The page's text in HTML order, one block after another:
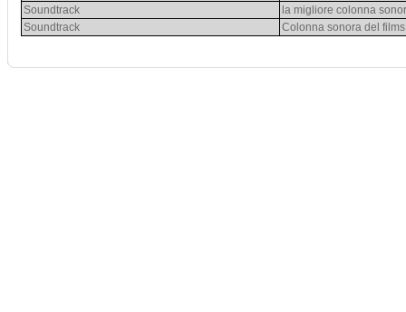
Soundtrack
la migliore colonna
Soundtrack
Colonna sonora del